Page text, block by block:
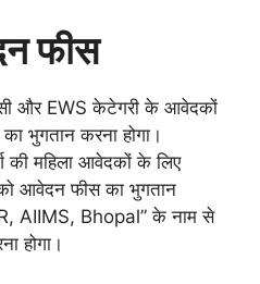
फीस
और EWS केटेगरी के आवेदकों
भुगतान करना होगा।
महिला आवेदकों के लिए
आवेदन फीस का भुगतान
AIIMS, Bhopal” के नाम से
होगा।